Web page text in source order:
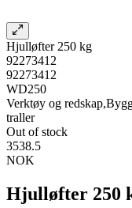
Hjulløfter 250 kg
92273412
92273412
WD250
Verktøy og
traller
Out of stock
3538.5
NOK
Hjulløfter 250